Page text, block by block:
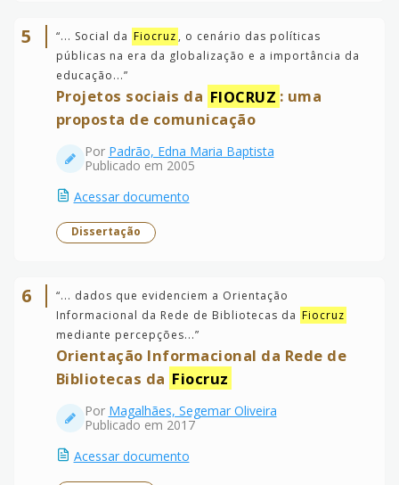
5 “... Social da Fiocruz, o cenário das políticas
públicas na era da globalização e a importância da
educação...”
Projetos sociais da FIOCRUZ : uma
proposta de comunicação
Por Padrão, Edna Maria Baptista
Publicado em 2005
Acessar documento
Dissertação
6 “... dados que evidenciem a Orientação
Informacional da Rede de Bibliotecas da Fiocruz
mediante percepções...”
Orientação Informacional da Rede de
Bibliotecas da Fiocruz
Por Magalhães, Segemar Oliveira
Publicado em 2017
Acessar documento